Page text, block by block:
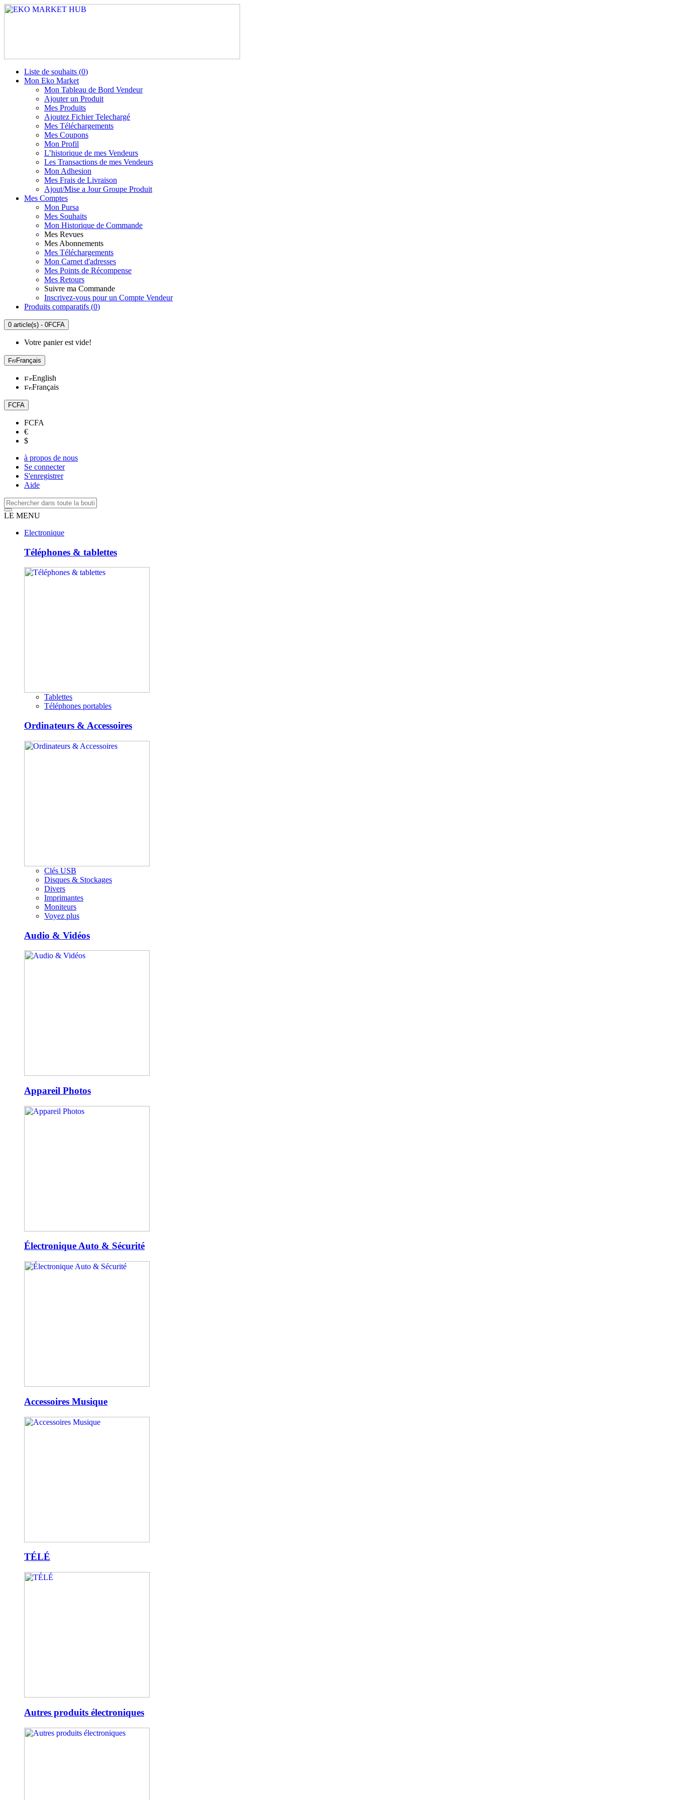
Liste de souhaits (0)
Mon Eko Market
Mon Tableau de Bord Vendeur
Ajouter un Produit
Mes Produits
Ajoutez Fichier Telechargé
Mes Téléchargements
Mes Coupons
Mon Profil
L’historique de mes Vendeurs
Les Transactions de mes Vendeurs
Mon Adhesion
Mes Frais de Livraison
Ajout/Mise a Jour Groupe Produit
Mes Comptes
Mon Pursa
Mes Souhaits
Mon Historique de Commande
Mes Revues
Mes Abonnements
Mes Téléchargements
Mon Carnet d'adresses
Mes Points de Récompense
Mes Retours
Suivre ma Commande
Inscrivez-vous pour un Compte Vendeur
Produits comparatifs (0)
0 article(s) - 0FCFA
Votre panier est vide!
Français
English
Français
FCFA
FCFA
€
$
à propos de nous
Se connecter
S'enregistrer
Aide
LE MENU
Electronique
Téléphones & tablettes
Tablettes
Téléphones portables
Ordinateurs & Accessoires
Clés USB
Disques & Stockages
Divers
Imprimantes
Moniteurs
Voyez plus
Audio & Vidéos
Appareil Photos
Électronique Auto & Sécurité
Accessoires Musique
TÉLÉ
Autres produits électroniques